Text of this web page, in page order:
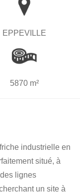
EPPEVILLE
5870 m²
industrielle en
situé, à
lignes
un site à